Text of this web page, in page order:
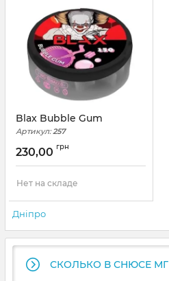
Blax Bubble Gum
Артикул:257
230,00 грн
Нет на складе
Дніпро
СКОЛЬКО В СНЮСЕ